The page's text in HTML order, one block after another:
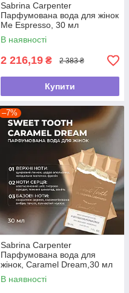
Sabrina Carpenter
Парфумована вода для жінок
Me Espresso, 30 мл
В наявності
2 216,19 ₴ 2 383 ₴
Купити
–7%
Sabrina Carpenter
Парфумована вода для
жінок, Caramel Dream,30 мл
В наявності